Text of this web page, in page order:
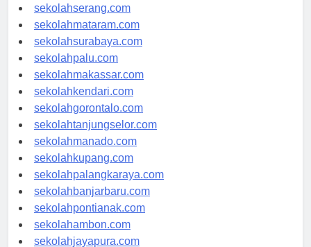
sekolahpekanbaru.com
sekolahserang.com
sekolahmataram.com
sekolahsurabaya.com
sekolahpalu.com
sekolahmakassar.com
sekolahkendari.com
sekolahgorontalo.com
sekolahtanjungselor.com
sekolahmanado.com
sekolahkupang.com
sekolahpalangkaraya.com
sekolahbanjarbaru.com
sekolahpontianak.com
sekolahambon.com